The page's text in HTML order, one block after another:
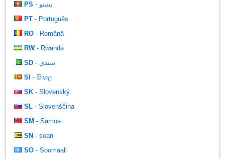
PS
- پښتو
PT - Português
RO - Română
RW- Rwanda
SD
- سنڌي
SI - සිංහල
SK - Slovenský
SL - Slovenščina
SM - Sāmoa
SN - sean
SO - Soomaali